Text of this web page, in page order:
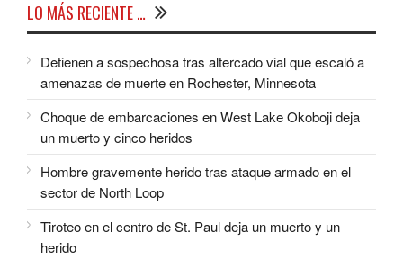
LO MÁS RECIENTE …
Detienen a sospechosa tras altercado vial que escaló a
amenazas de muerte en Rochester, Minnesota
Choque de embarcaciones en West Lake Okoboji deja
un muerto y cinco heridos
Hombre gravemente herido tras ataque armado en el
sector de North Loop
Tiroteo en el centro de St. Paul deja un muerto y un
herido